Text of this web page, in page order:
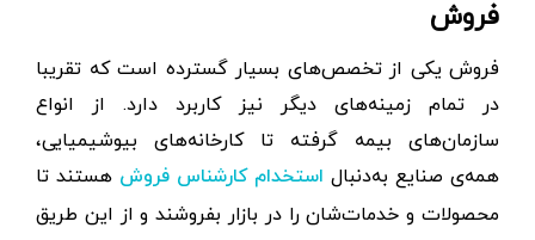
فروش
فروش یکی از تخصص‌های بسیار گسترده است که تقریبا
در تمام زمینه‌های دیگر نیز کاربرد دارد. از انواع
سازمان‌های بیمه گرفته تا کارخانه‌های بیوشیمیایی،
همه‌ی صنایع به‌دنبال استخدام کارشناس فروش هستند تا
محصولات و خدمات‌شان را در بازار بفروشند و از این طریق